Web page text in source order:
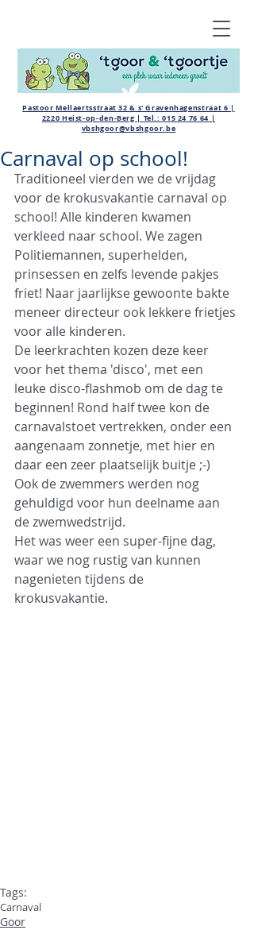
Pastoor Mellaertsstraat 32 & s' Gravenhagenstraat 6 |
2220 Heist-op-den-Berg | Tel.:015 24 76 64 |
vbshgoor@vbshgoor.be
Carnaval op school!
Traditioneel vierden we de vrijdag
voor de krokusvakantie carnaval op
school! Alle kinderen kwamen
verkleed naar school. We zagen
Politiemannen, superhelden,
prinsessen en zelfs levende pakjes
friet! Naar jaarlijkse gewoonte bakte
meneer directeur ook lekkere frietjes
voor alle kinderen.
De leerkrachten kozen deze keer
voor het thema 'disco', met een
leuke disco-flashmob om de dag te
beginnen! Rond half twee kon de
carnavalstoet vertrekken, onder een
aangenaam zonnetje, met hier en
daar een zeer plaatselijk buitje ;-)
Ook de zwemmers werden nog
gehuldigd voor hun deelname aan
de zwemwedstrijd.
Het was weer een super-fijne dag,
waar we nog rustig van kunnen
nagenieten tijdens de
krokusvakantie.
Tags:
Carnaval
Goor